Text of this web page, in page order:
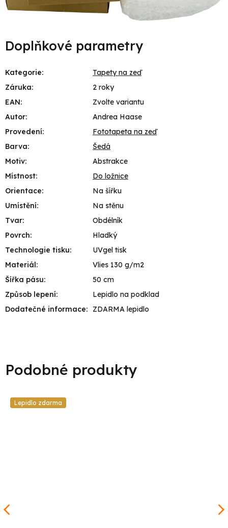
Doplňkové parametry
Kategorie:
Tapety na zeď
Záruka:
2 roky
EAN:
Zvolte variantu
Autor:
Andrea Haase
Provedení:
Fototapeta na zeď
Barva:
Šedá
Motiv:
Abstrakce
Místnost:
Do ložnice
Orientace:
Na šířku
Umístění:
Na stěnu
Tvar:
Obdélník
Povrch:
Hladký
Technologie tisku:
UVgel tisk
Materiál:
Vlies 130 g/m2
Šířka pásu:
50 cm
Způsob lepení:
Lepidlo na podklad
Dodatečné informace: ZDARMA lepidlo
Lepidlo zdarma